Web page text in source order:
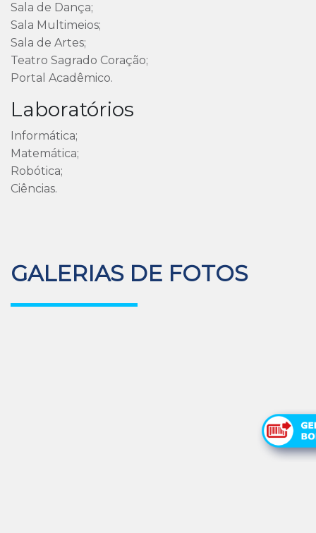
Sala de Dança;
Sala Multimeios;
Sala de Artes;
Teatro Sagrado Coração;
Portal Acadêmico.
Laboratórios
Informática;
Matemática;
Robótica;
Ciências.
GALERIAS DE FOTOS